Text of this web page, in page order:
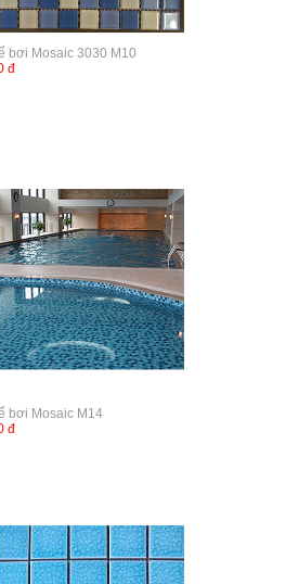
bơi Mosaic 3030 M10
đ
bơi Mosaic M14
đ